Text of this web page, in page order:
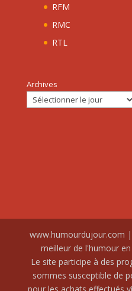
RFM
RMC
RTL
Archives
www.humourdujour.com
meilleur de l'humour
Le site participe à des
sommes susceptible de